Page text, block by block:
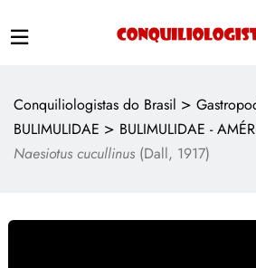
Conquiliologistas do Brasil >
BULIMULIDAE > BULIMULIDAE -
Naesiotus cucullinus (Dall, 1917)